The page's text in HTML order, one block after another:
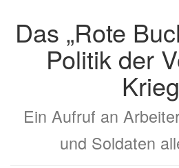
Das „Rote
Politik der
Ein Aufruf an
und Soldaten